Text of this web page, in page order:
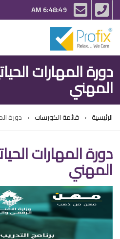
phone
email
6:48:49 AM
دورة المهارات
المهني
الرئيسية قائمة الكورسات دورة
دورة المهارات
المهني